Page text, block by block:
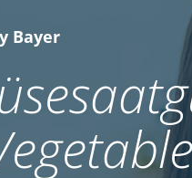
Bayer